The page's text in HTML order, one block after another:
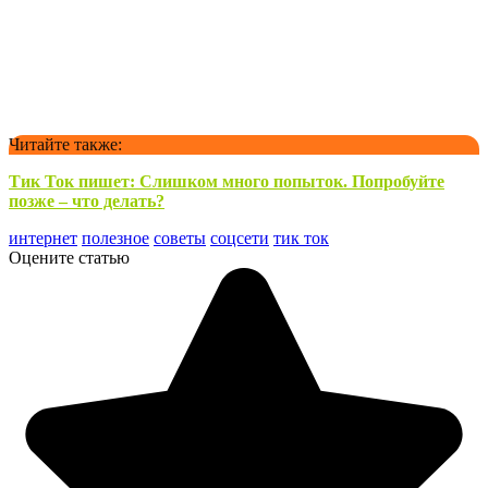
Читайте также:
Тик Ток пишет: Слишком много попыток. Попробуйте
позже – что делать?
интернет полезное советы соцсети тик ток
Оцените статью